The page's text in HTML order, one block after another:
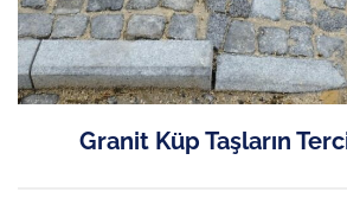
Granit Küp Taşların